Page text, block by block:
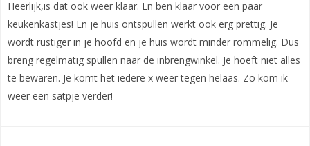
Heerlijk,is dat ook weer klaar. En ben klaar voor een paar
keukenkastjes! En je huis ontspullen werkt ook erg prettig. Je
wordt rustiger in je hoofd en je huis wordt minder rommelig. Dus
breng regelmatig spullen naar de inbrengwinkel. Je hoeft niet alles
te bewaren. Je komt het iedere x weer tegen helaas. Zo kom ik
weer een satpje verder!